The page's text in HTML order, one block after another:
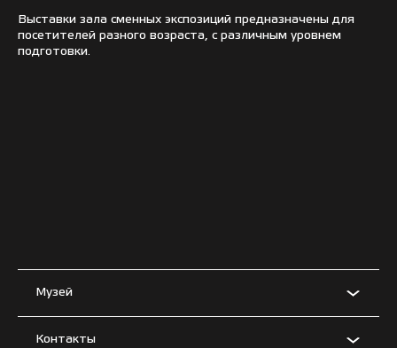
Выставки зала сменных экспозиций предназначены для
посетителей разного возраста, с различным уровнем
подготовки.
Музей
Контакты